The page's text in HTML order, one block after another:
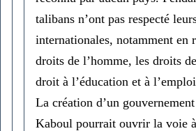
talibans n’ont pas respecté
internationales, notamment en
droits de l’homme, les droits
droit à l’éducation et à
La création d’un
Kaboul pourrait ouvrir la voie